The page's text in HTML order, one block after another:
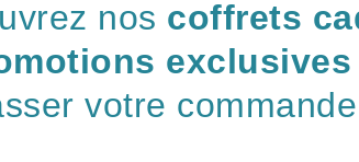
nos coffrets
exclusives
votre